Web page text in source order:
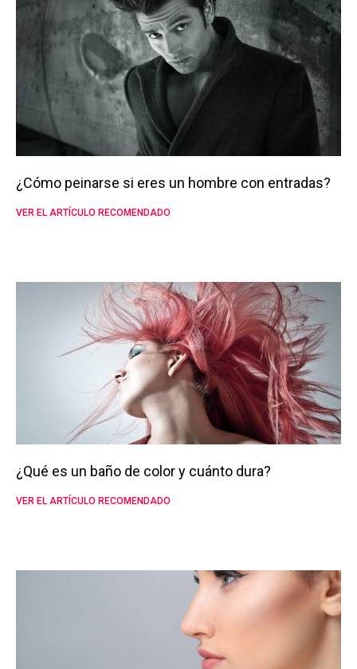
¿Cómo peinarse si eres un hombre con entradas?
VER EL ARTÍCULO RECOMENDADO
¿Qué es un baño de color y cuánto dura?
VER EL ARTÍCULO RECOMENDADO